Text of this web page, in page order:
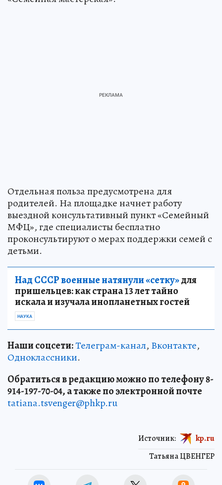
Отдельная польза предусмотрена для
родителей. На площадке начнет работу
выездной консультативный пункт «Семейный
МФЦ», где специалисты бесплатно
проконсультируют о мерах поддержки семей с
детьми.
Над СССР военные натянули «сетку»для
пришельцев: как страна 13 лет тайно
искала и изучала инопланетных гостей
НАУКА
Наши соцсети:Телеграм-канал, Вконтакте,
Одноклассники.
Обратиться в редакцию можно по телефону 8-
914-197-70-04, а также по электронной почте
tatiana.tsvenger@phkp.ru
Татьяна ЦВЕНГЕР
Источник: kp.ru